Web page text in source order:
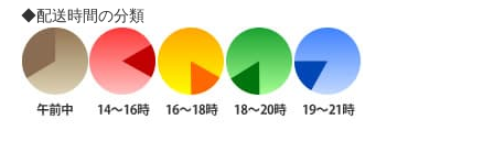
◆配送時間の分類